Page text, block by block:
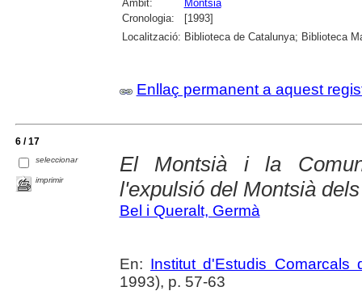
Àmbit:
Montsià
Cronologia:
[1993]
Localització: Biblioteca de Catalunya; Biblioteca
Enllaç permanent a aquest
6 / 17
seleccionar
imprimir
El Montsià i la
l'expulsió del Montsià
Bel i Queralt, Germà
En: Institut d'Estudis Comarcals
1993), p. 57-63